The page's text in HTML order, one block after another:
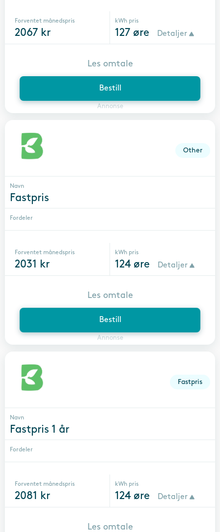
Forventet månedspris
2067 kr
kWh pris
127 øre Detaljer
Bestill
Annonse
Les omtale
Other
Navn
Fastpris
Fordeler
Forventet månedspris
2031 kr
kWh pris
124øre Detaljer
Bestill
Annonse
Les omtale
Fastpris
Navn
Fastpris 1 år
Fordeler
Forventet månedspris
2081 kr
kWh pris
124øre Detaljer
Les omtale